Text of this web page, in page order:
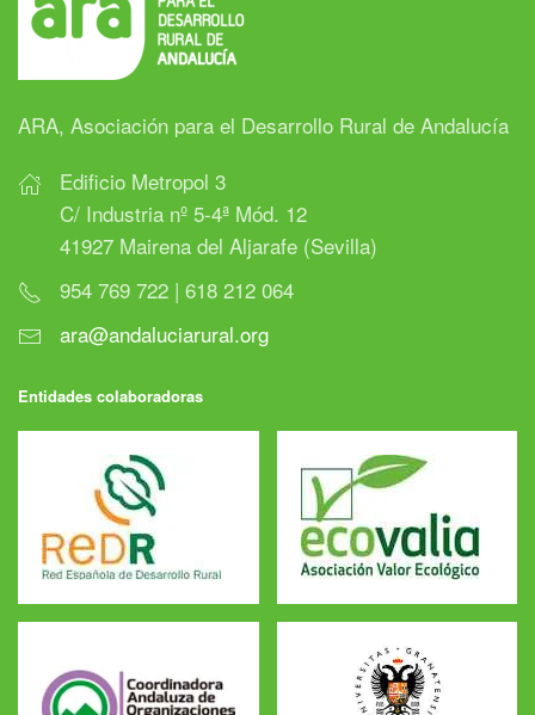
ARA, Asociación para el Desarrollo Rural de Andalucía
Edificio Metropol 3
C/ Industria nº 5-4ª Mód. 12
41927 Mairena del Aljarafe (Sevilla)
954 769 722 | 618 212 064
ara@andaluciarural.org
Entidades colaboradoras